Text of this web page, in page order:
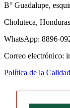
B° Guadalupe,
Choluteca,
WhatsApp: 8896-
Correo electrónico:
Política de la Calidad